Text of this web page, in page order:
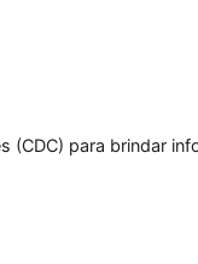
para brindar